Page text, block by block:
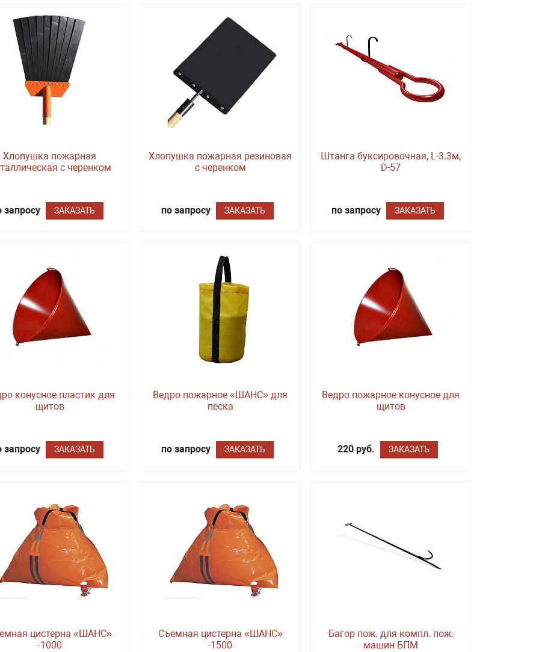
Хлопушка пожарная
с черенком
запросу ЗАКАЗАТЬ
Хлопушка пожарная резиновая
с черенком
по запросу ЗАКАЗАТЬ
Штанга буксировочная, L-3.3м,
D-57
по запросу ЗАКАЗАТЬ
конусное пластик для
щитов
запросу ЗАКАЗАТЬ
Ведро пожарное «ШАНС» для
песка
по запросу ЗАКАЗАТЬ
Ведро пожарное конусное для
щитов
220 руб. ЗАКАЗАТЬ
цистерна «ШАНС»
-1000
Съемная цистерна «ШАНС»
-1500
Багор пож. для компл. пож.
машин БПМ